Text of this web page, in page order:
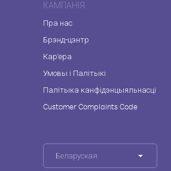
КАМПАНІЯ
Пра нас
Брэнд-цэнтр
Кар'ера
Умовы і Палітыкі
Палітыка канфідэнцыяльнасці
Customer Complaints Code
Беларуская